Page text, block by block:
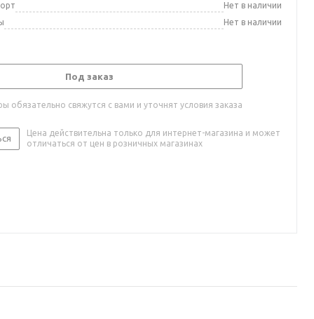
Нет в наличии
Нет в наличии
Под заказ
обязательно свяжутся с вами и уточнят условия заказа
Цена действительна только для интернет-магазина и может
отличаться от цен в розничных магазинах